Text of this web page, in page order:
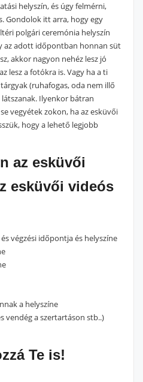
helyszín, és úgy felmérni,
Gondolok itt arra, hogy egy
polgári ceremónia helyszín
az adott időpontban honnan süt
akkor nagyon nehéz lesz jó
lesz a fotókra is. Vagy ha a ti
(ruhafogas, oda nem illő
Ilyenkor bátran
vegyétek zokon, ha az esküvői
hogy a lehető legjobb
az esküvői
esküvői videós
végzési időpontja és helyszíne
a helyszíne
vendég a szertartáson stb..)
Te is!